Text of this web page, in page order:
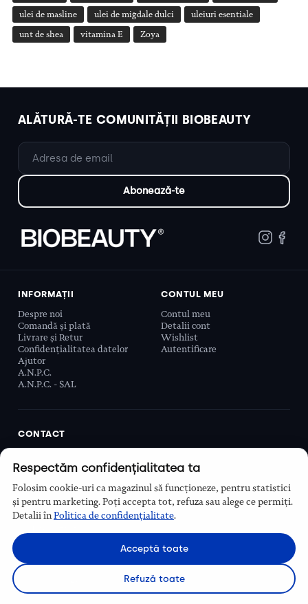
ulei de masline ulei de migdale dulci uleiuri esentiale
unt de shea vitamina E Zoya
ALĂTURĂ-TE COMUNITĂȚII BIOBEAUTY
INFORMAȚII
Despre noi
Comandă și plată
Livrare și Retur
Confidențialitatea datelor
Ajutor
A.N.P.C.
A.N.P.C. - SAL
CONTUL MEU
Contul meu
Detalii cont
Wishlist
Autentificare
CONTACT
Sector 6, București, România
Program
Luni–Vineri, 9:00 – 16:00
Respectăm confidențialitatea ta
Folosim cookie-uri ca magazinul să funcționeze, pentru statistici
și pentru marketing. Poți accepta tot, refuza sau alege ce permiți.
Detalii înPolitica de confidențialitate.
Acceptă toate
Refuză toate